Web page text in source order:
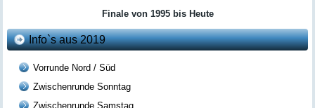
Finale von 1995 bis Heute
Info`s aus 2019
Vorrunde Nord / Süd
Zwischenrunde Sonntag
Zwischenrunde Samstag